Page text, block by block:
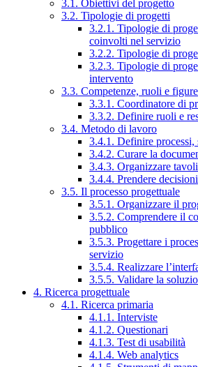
3.1. Obiettivi del progetto
3.2. Tipologie di progetti
3.2.1. Tipologie di
coinvolti nel servizio
3.2.2. Tipologie di
3.2.3. Tipologie di
intervento
3.3. Competenze, ruoli e
3.3.1. Coordinatore di
3.3.2. Definire ruoli e
3.4. Metodo di lavoro
3.4.1. Definire processi,
3.4.2. Curare la
3.4.3. Organizzare
3.4.4. Prendere decisioni
3.5. Il processo progettuale
3.5.1. Organizzare il
3.5.2. Comprendere il
pubblico
3.5.3. Progettare i
servizio
3.5.4. Realizzare
3.5.5. Validare la
4. Ricerca progettuale
4.1. Ricerca primaria
4.1.1. Interviste
4.1.2. Questionari
4.1.3. Test di usabilità
4.1.4. Web analytics